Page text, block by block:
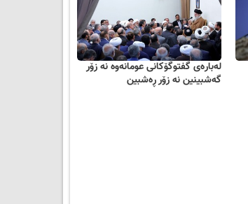
لەبارەی گفتوگۆکانی عومانەوە نە زۆر
گەشبینین نە زۆر ڕەشبین